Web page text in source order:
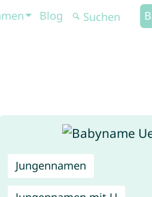
Blog
Jungennamen